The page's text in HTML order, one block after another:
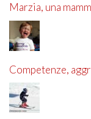
Marzia, una
Competenze,